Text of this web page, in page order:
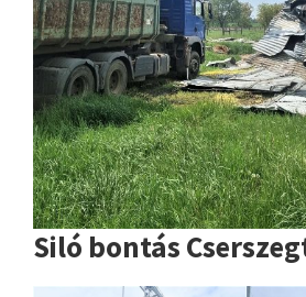
Siló bontás